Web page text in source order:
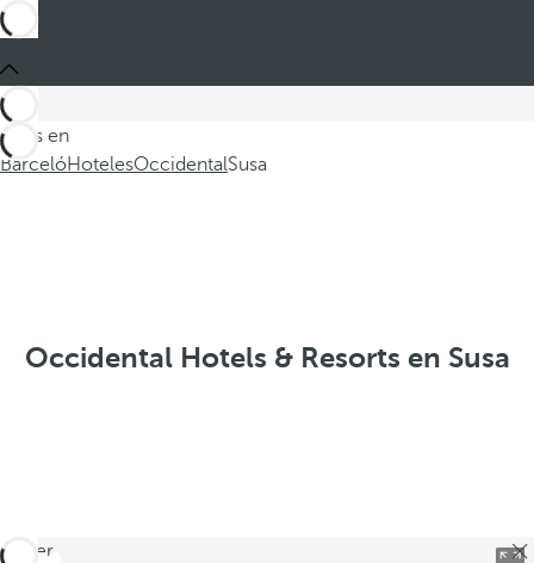
Estás en
BarcelóHotelesOccidentalSusa
Occidental Hotels & Resorts en Susa
volver